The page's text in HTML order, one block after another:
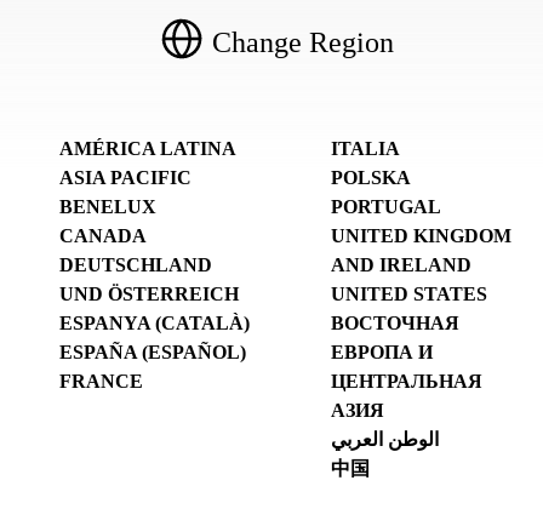
Change Region
AMÉRICA LATINA
ASIA PACIFIC
BENELUX
CANADA
DEUTSCHLAND
UND ÖSTERREICH
ESPANYA (CATALÀ)
ESPAÑA (ESPAÑOL)
FRANCE
ITALIA
POLSKA
PORTUGAL
UNITED KINGDOM
AND IRELAND
UNITED STATES
ВОСТОЧНАЯ
ЕВРОПА И
ЦЕНТРАЛЬНАЯ
АЗИЯ
الوطن العربي
中国